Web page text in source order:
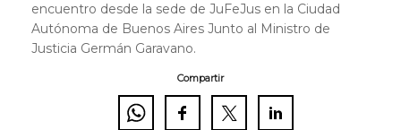
encuentro desde la sede de JuFeJus en la Ciudad
Autónoma de Buenos Aires Junto al Ministro de
Justicia Germán Garavano.
Compartir